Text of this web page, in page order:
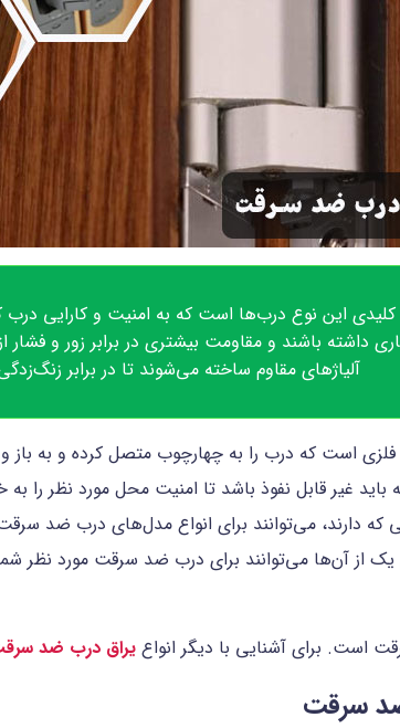
این نوع درب‌ها است که به امنیت و کارایی
باشند و مقاومت بیشتری در برابر زور و فشار
آلیاژهای مقاوم ساخته می‌شوند تا در برابر
است که درب را به چهارچوب متصل کرده و به
غیر قابل نفوذ باشد تا امنیت محل مورد نظر را به
دارند، می‌توانند برای انواع مدل‌های درب ضد
از آن‌ها می‌توانند برای درب ضد سرقت مورد نظر
است. برای آشنایی با دیگر انواع یراق درب ضد
ضد سرقت